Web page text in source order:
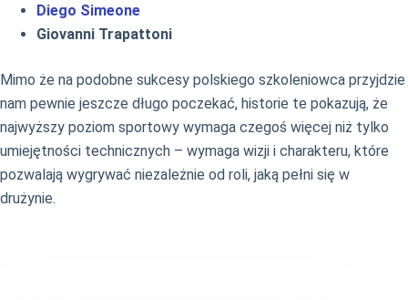
Diego Simeone
Giovanni Trapattoni
Mimo że na podobne sukcesy polskiego szkoleniowca przyjdzie
nam pewnie jeszcze długo poczekać, historie te pokazują, że
najwyższy poziom sportowy wymaga czegoś więcej niż tylko
umiejętności technicznych – wymaga wizji i charakteru, które
pozwalają wygrywać niezależnie od roli, jaką pełni się w
drużynie.